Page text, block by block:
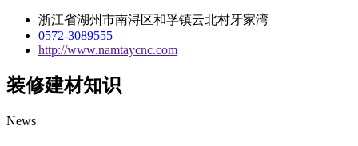
浙江省湖州市南浔区和孚镇云北村牙家湾
0572-3089555
http://www.namtaycnc.com
装修建材知识
News